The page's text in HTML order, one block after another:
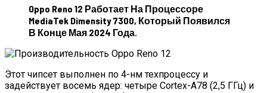
Oppo Reno 12 Работает На Процессоре
MediaTek Dimensity 7300, Который Появился
В Конце Мая 2024 Года.
Этот чипсет выполнен по 4-нм техпроцессу и
задействует восемь ядер: четыре Cortex-A78 (2,5 ГГц) и